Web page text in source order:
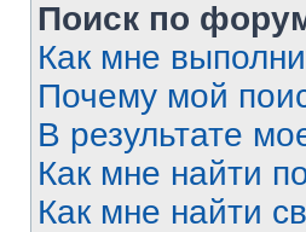
Поиск по
Как мне
Почему мой
В результате
Как мне найти
Как мне найти